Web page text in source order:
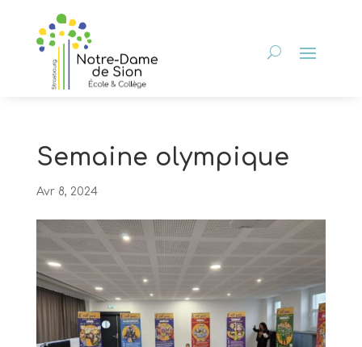
Semaine olympique
Avr 8, 2024